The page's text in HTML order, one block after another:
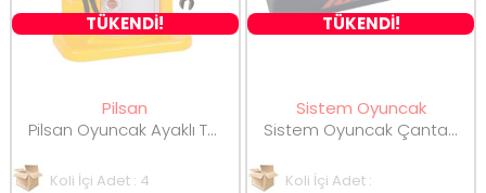
TÜKENDİ!
Pilsan
Pilsan Oyuncak Ayaklı Tamir Seti 45 Parça 03538
Koli İçi Adet : 4
TÜKENDİ!
Sistem Oyuncak
Sistem Oyuncak Çantalı Tamir Seti 30 Cm 6710
Koli İçi Adet :